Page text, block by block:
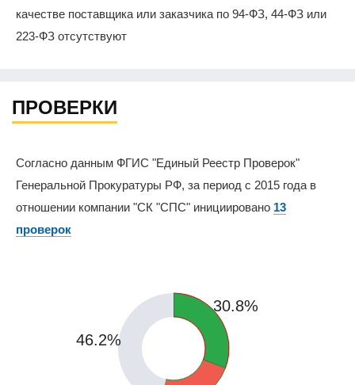
качестве поставщика или заказчика по 94-ФЗ, 44-ФЗ или
223-ФЗ отсутствуют
ПРОВЕРКИ
Согласно данным ФГИС "Единый Реестр Проверок"
Генеральной Прокуратуры РФ, за период с 2015 года в
отношении компании "СК "СПС" инициировано 13
проверок
30.8%
46.2%